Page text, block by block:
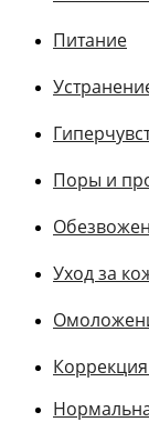
Питание
Поры и
Уход за